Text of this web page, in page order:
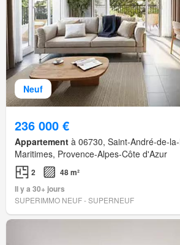
Neuf
236 000 €
Appartement à 06730, Saint-André-de-
Maritimes, Provence-Alpes-Côte d'Azur
2
48 m²
Il y a 30+ jours
SUPERIMMO NEUF - SUPERNEUF